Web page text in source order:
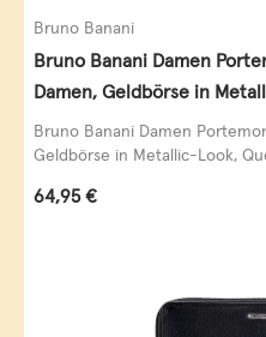
Bruno Banani
Bruno Banani Damen
Damen, Geldbörse in
Leder, schwarz-gold
Bruno Banani Damen
Geldbörse in Metallic-Look,
Regulärer Preis:
64,95 €